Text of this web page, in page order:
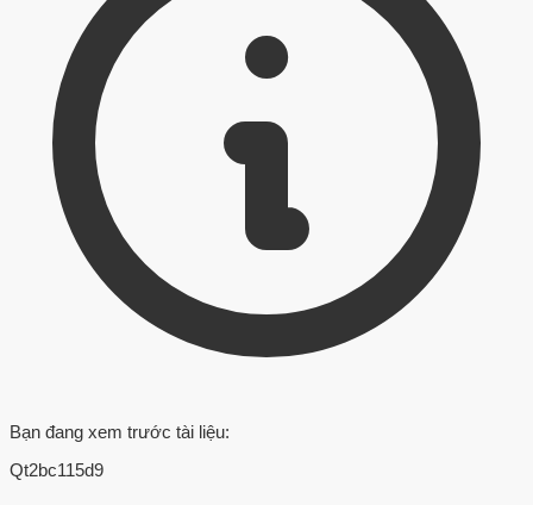
Bạn đang xem trước tài liệu:
Qt2bc115d9